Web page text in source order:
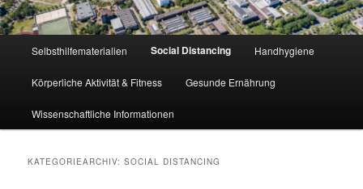
Selbsthilfematerialien Social Distancing Handhygiene
Körperliche Aktivität & Fitness Gesunde Ernährung
Wissenschaftliche Informationen
KATEGORIEARCHIV:SOCIAL DISTANCING